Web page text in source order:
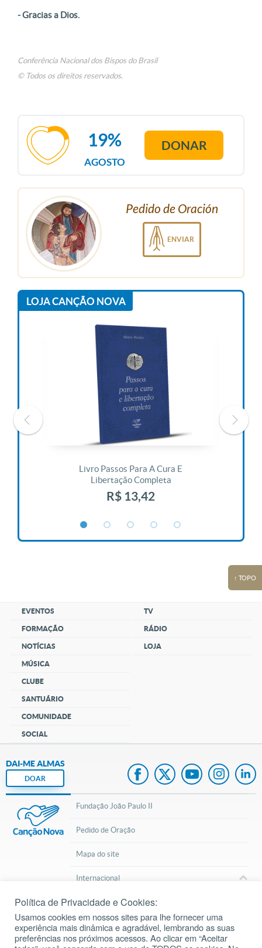
- Gracias a Dios.
Conferência Nacional dos Bispos do Brasil
© Todos os direitos reservados.
AGOSTO
19% DONAR
Pedido de Oración
ENVIAR
LOJA CANÇÃO NOVA
Livro Passos Para A Cura E
Libertação Completa
R$ 13,42
↑ TOPO
EVENTOS
FORMAÇÃO
NOTÍCIAS
MÚSICA
CLUBE
SANTUÁRIO
COMUNIDADE
SOCIAL
TV
RÁDIO
LOJA
DAI-ME ALMAS
DOAR
Fundação João Paulo II
Pedido de Oração
Mapa do site
Internacional
cancaonova.com © 2002 – 2026Todos os direitos reservados.
Política de Privacidade e Cookies:
Usamos cookies em nossos sites para lhe fornecer uma
experiência mais dinâmica e agradável, lembrando as suas
preferências nos próximos acessos. Ao clicar em “Aceitar